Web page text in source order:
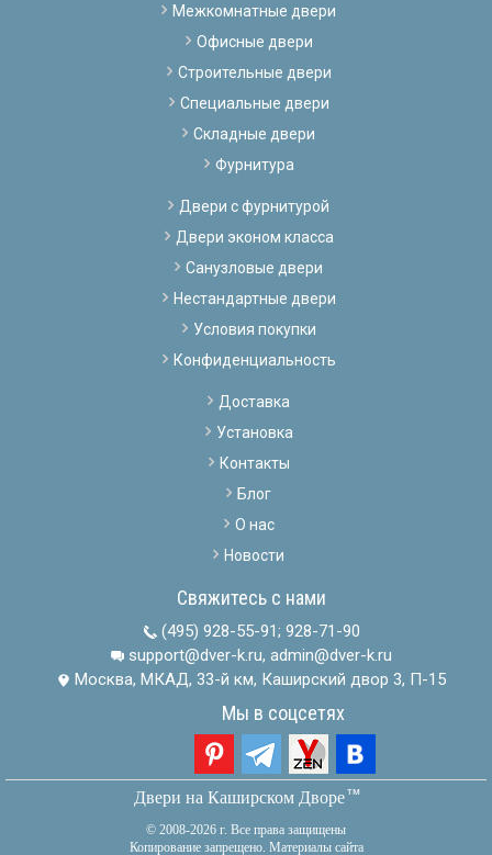
Межкомнатные двери
Офисные двери
Строительные двери
Специальные двери
Складные двери
Фурнитура
Двери с фурнитурой
Двери эконом класса
Санузловые двери
Нестандартные двери
Условия покупки
Конфиденциальность
Доставка
Установка
Контакты
Блог
О нас
Новости
Свяжитесь с нами
(495) 928-55-91; 928-71-90
support@dver-k.ru, admin@dver-k.ru
Москва, МКАД, 33-й км, Каширский двор 3, П-15
Мы в соцсетях
Двери на Каширском Дворетм
© 2008-2026 г. Все права защищены
Копирование запрещено. Материалы сайта